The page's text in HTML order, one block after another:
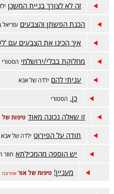
זה לא לצורך בניית המשכן
הכנת הפשתן והצבעים עזריאל
איך הכינו את הצבעים עם
מחלוקת בבלי/ירושלמי הסטורי
עניתי להם ילדה של אבא
כן. הסטורי
זו שאלה נכונה מאוד טיפות של
תודה על הפירוט ילדה של אבא
יש הוספה מהמכילתא חוזר
מעניין! טיפות של אור אחרונה